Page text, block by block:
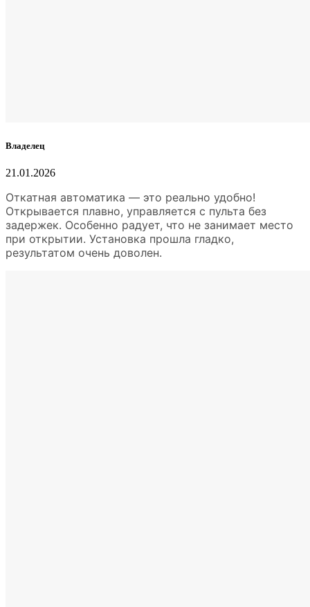
Владелец
21.01.2026
Откатная автоматика — это реально удобно!
Открывается плавно, управляется с пульта без
задержек. Особенно радует, что не занимает место
при открытии. Установка прошла гладко,
результатом очень доволен.